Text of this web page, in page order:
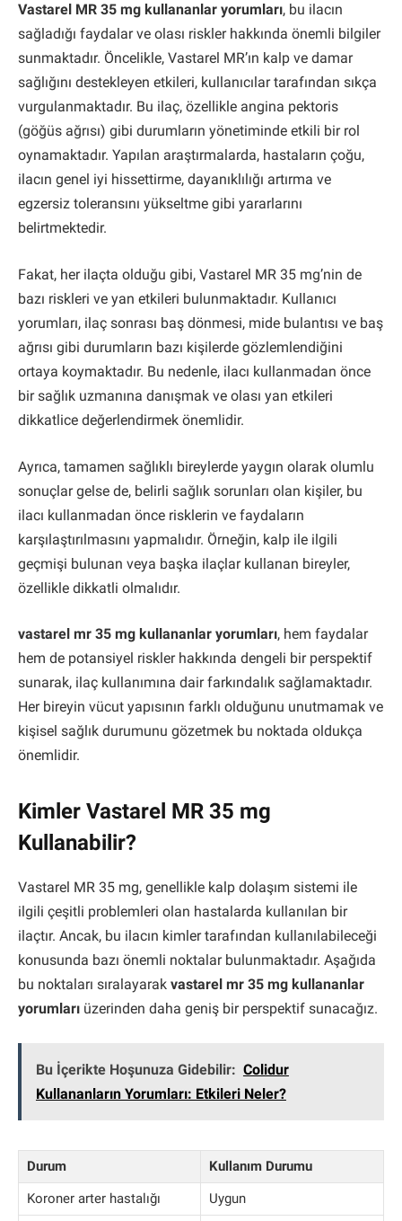
Vastarel MR 35 mg kullananlar yorumları, bu ilacın
sağladığı faydalar ve olası riskler hakkında önemli bilgiler
sunmaktadır. Öncelikle, Vastarel MR’ın kalp ve damar
sağlığını destekleyen etkileri, kullanıcılar tarafından sıkça
vurgulanmaktadır. Bu ilaç, özellikle angina pektoris
(göğüs ağrısı) gibi durumların yönetiminde etkili bir rol
oynamaktadır. Yapılan araştırmalarda, hastaların çoğu,
ilacın genel iyi hissettirme, dayanıklılığı artırma ve
egzersiz toleransını yükseltme gibi yararlarını
belirtmektedir.
Fakat, her ilaçta olduğu gibi, Vastarel MR 35 mg’nin de
bazı riskleri ve yan etkileri bulunmaktadır. Kullanıcı
yorumları, ilaç sonrası baş dönmesi, mide bulantısı ve baş
ağrısı gibi durumların bazı kişilerde gözlemlendiğini
ortaya koymaktadır. Bu nedenle, ilacı kullanmadan önce
bir sağlık uzmanına danışmak ve olası yan etkileri
dikkatlice değerlendirmek önemlidir.
Ayrıca, tamamen sağlıklı bireylerde yaygın olarak olumlu
sonuçlar gelse de, belirli sağlık sorunları olan kişiler, bu
ilacı kullanmadan önce risklerin ve faydaların
karşılaştırılmasını yapmalıdır. Örneğin, kalp ile ilgili
geçmişi bulunan veya başka ilaçlar kullanan bireyler,
özellikle dikkatli olmalıdır.
vastarel mr 35 mg kullananlar yorumları, hem faydalar
hem de potansiyel riskler hakkında dengeli bir perspektif
sunarak, ilaç kullanımına dair farkındalık sağlamaktadır.
Her bireyin vücut yapısının farklı olduğunu unutmamak ve
kişisel sağlık durumunu gözetmek bu noktada oldukça
önemlidir.
Kimler Vastarel MR 35 mg
Kullanabilir?
Vastarel MR 35 mg, genellikle kalp dolaşım sistemi ile
ilgili çeşitli problemleri olan hastalarda kullanılan bir
ilaçtır. Ancak, bu ilacın kimler tarafından kullanılabileceği
konusunda bazı önemli noktalar bulunmaktadır. Aşağıda
bu noktaları sıralayarak vastarel mr 35 mg kullananlar
yorumları üzerinden daha geniş bir perspektif sunacağız.
Bu İçerikte Hoşunuza Gidebilir: Colidur
Kullananların Yorumları: Etkileri Neler?
Durum
Kullanım Durumu
Koroner arter hastalığı
Uygun